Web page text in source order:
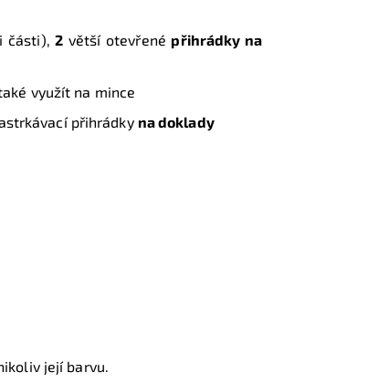
části),2 větší otevřené přihrádky na
využít na mince
přihrádky na doklady
její barvu.